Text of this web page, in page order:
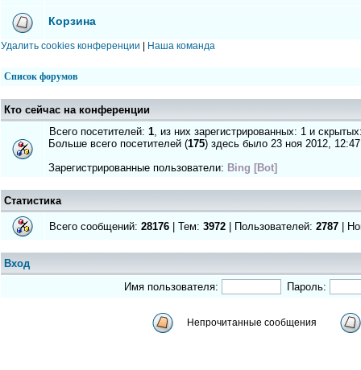
Корзина
Удалить cookies конференции Наша команда
Список форумов
Кто сейчас на конференции
Всего посетителей: 1, из них зарегистрированных: 1 и
Больше всего посетителей (175) здесь было 23 ноя 2012, 12:47
Зарегистрированные пользователи: Bing [Bot]
Статистика
Всего сообщений: 28176 | Тем: 3972 | Пользователей: 2787 |
Вход
Имя пользователя:
Пароль:
Непрочитанные сообщения